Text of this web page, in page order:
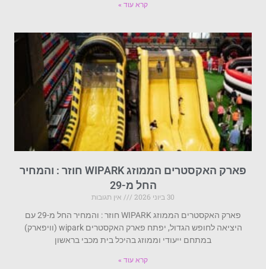
קרא עוד »
פארק האקסטרים הממוזג WIPARK חוזר : והמחיר
החל מ-29
30 ביוני 2026
אין תגובות
פארק האקסטרים הממוזג WIPARK חוזר : והמחיר החל מ-29 עם
היציאה לחופש הגדול, יפתח פארק האקסטרים wipark (וויפארק)
במתחם ייעודי וממוזג בהיכל בית מכבי בראשון
קרא עוד »